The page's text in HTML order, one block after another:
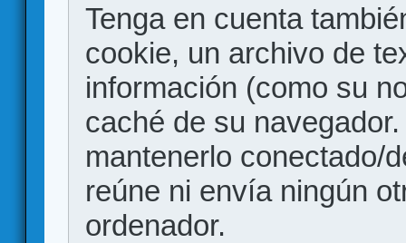
Tenga en cuenta
cookie, un archivo de
información (como su
caché de su
mantenerlo conectado/
reúne ni envía ningún
ordenador.